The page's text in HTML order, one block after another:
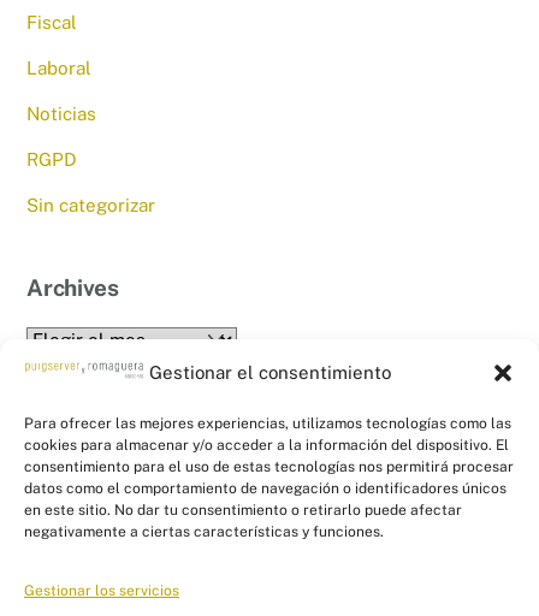
Gestionar el consentimiento
Para ofrecer las mejores experiencias, utilizamos tecnologías como las
cookies para almacenar y/o acceder a la información del dispositivo. El
consentimiento para el uso de estas tecnologías nos permitirá procesar
datos como el comportamiento de navegación o identificadores únicos
en este sitio. No dar tu consentimiento o retirarlo puede afectar
negativamente a ciertas características y funciones.
Gestionar los servicios
Fiscal
Laboral
Noticias
RGPD
Sin categorizar
Archives
Archives
Back
PYR Asesores - Asesoría Fiscal, Contable